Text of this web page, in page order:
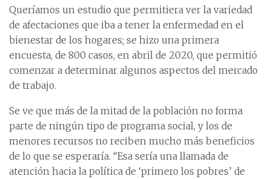
Queríamos un estudio que permitiera ver la variedad
de afectaciones que iba a tener la enfermedad en el
bienestar de los hogares; se hizo una primera
encuesta, de 800 casos, en abril de 2020, que permitió
comenzar a determinar algunos aspectos del mercado
de trabajo.
Se ve que más de la mitad de la población no forma
parte de ningún tipo de programa social, y los de
menores recursos no reciben mucho más beneficios
de lo que se esperaría. “Esa sería una llamada de
atención hacia la política de ‘primero los pobres’ de